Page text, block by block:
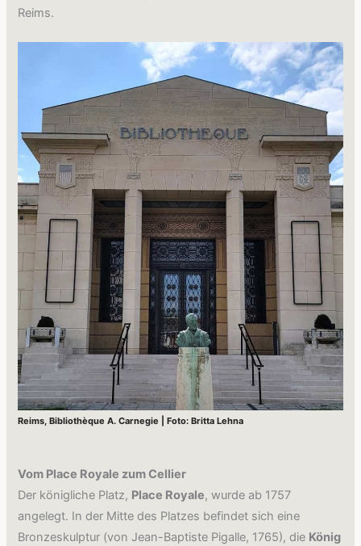
Reims.
Reims, Bibliothèque A. Carnegie | Foto: Britta Lehna
Vom Place Royale zum Cellier
Der königliche Platz, Place Royale, wurde ab 1757
angelegt. In der Mitte des Platzes befindet sich eine
Bronzeskulptur (von Jean-Baptiste Pigalle, 1765), die König